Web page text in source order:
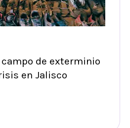
campo de exterminio
en Jalisco